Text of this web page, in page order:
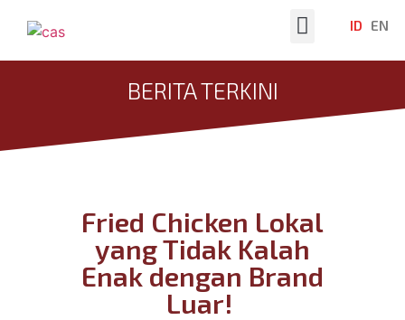
ID EN
BERITA TERKINI
Fried Chicken Lokal
yang Tidak Kalah
Enak dengan Brand
Luar!